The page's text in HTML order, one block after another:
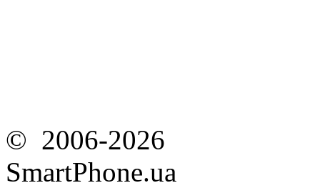
© 2006-2026
SmartPhone.ua